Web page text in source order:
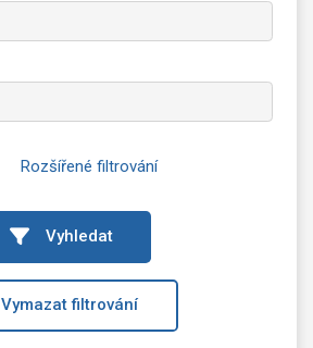
Rozšířené filtrování
Vyhledat
Vymazat filtrování